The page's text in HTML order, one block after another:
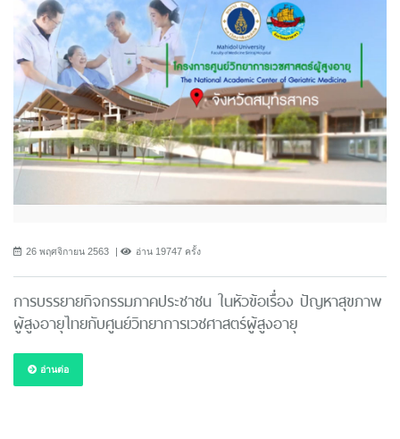
26 พฤศจิกายน 2563 อ่าน 19747 ครั้ง
การบรรยายกิจกรรมภาคประชาชน ในหัวข้อเรื่อง ปัญหาสุขภาพ
ผู้สูงอายุไทยกับศูนย์วิทยาการเวชศาสตร์ผู้สูงอายุ
อ่านต่อ